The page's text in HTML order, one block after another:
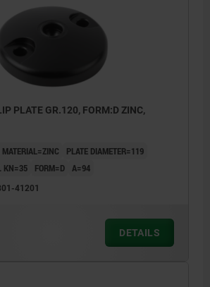
PLATE GR.120, FORM:D ZINC,
PLATE DIAMETER=119
KN=35
FORM=D A=94
41201
DETAILS